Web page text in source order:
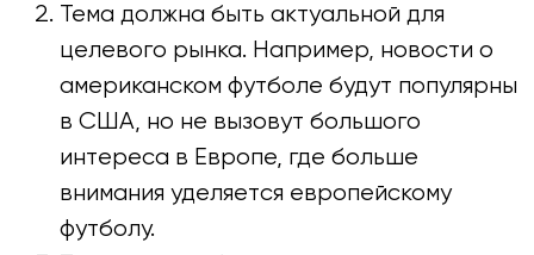
Тема должна быть актуальной для
целевого рынка. Например, новости о
американском футболе будут популярны
в США, но не вызовут большого
интереса в Европе, где больше
внимания уделяется европейскому
футболу.